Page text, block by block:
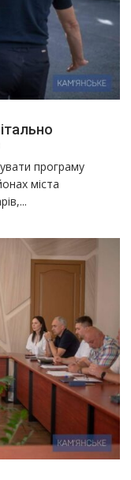
програму
міста